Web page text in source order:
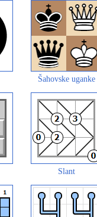
Šahovske uganke
Slant